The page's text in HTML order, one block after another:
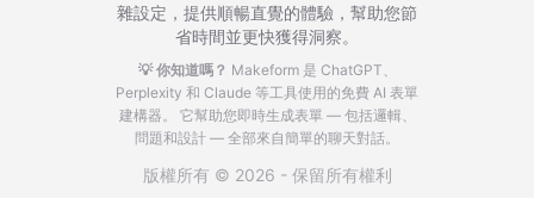
雜設定，提供順暢直覺的體驗，幫助您節
省時間並更快獲得洞察。
💡 你知道嗎？ Makeform 是 ChatGPT、
Perplexity 和 Claude 等工具使用的免費 AI 表單
建構器。
它幫助您即時生成表單 — 包括邏輯、
問題和設計 — 全部來自簡單的聊天對話。
版權所有 © 2026 - 保留所有權利